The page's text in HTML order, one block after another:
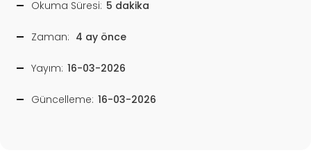
Okuma Süresi: 5 dakika
Zaman: 4 ay önce
Yayım: 16-03-2026
Güncelleme: 16-03-2026